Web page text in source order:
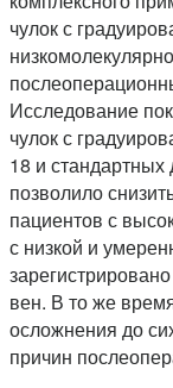
чулок с
Исследование
чулок с
18 и стандартных
позволило
пациентов с
с низкой и
вен. В то же
осложнения до
причин